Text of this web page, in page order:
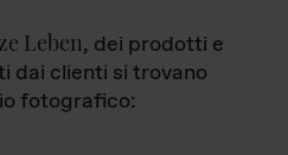
Leben, dei prodotti e
dai clienti si trovano
fotografico: